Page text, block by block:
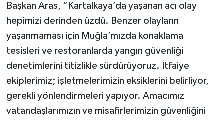
Başkan Aras, “Kartalkaya’da yaşanan acı olay
hepimizi derinden üzdü. Benzer olayların
yaşanmaması için Muğla’mızda konaklama
tesisleri ve restoranlarda yangın güvenliği
denetimlerini titizlikle sürdürüyoruz. İtfaiye
ekiplerimiz; işletmelerimizin eksiklerini belirliyor,
gerekli yönlendirmeleri yapıyor. Amacımız
vatandaşlarımızın ve misafirlerimizin güvenliğini